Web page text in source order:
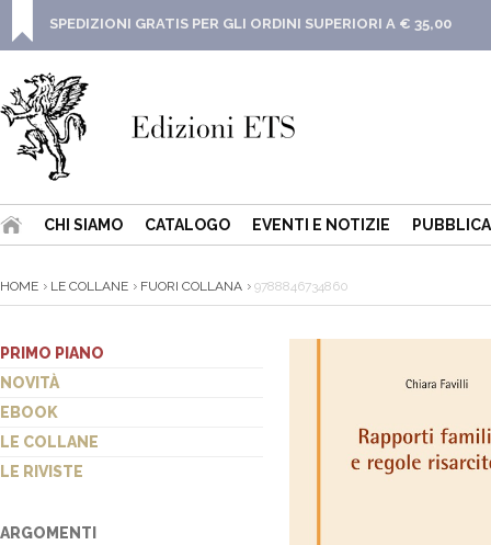
SPEDIZIONI GRATIS PER GLI ORDINI SUPERIORI A € 35,00
CHI SIAMO CATALOGO EVENTI E NOTIZIE
HOME LE COLLANE FUORI COLLANA 9788846734860
PRIMO PIANO
NOVITÀ
EBOOK
LE COLLANE
LE RIVISTE
ARGOMENTI